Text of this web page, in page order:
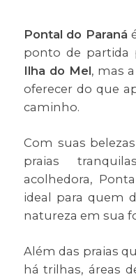
Pontal do Paraná
ponto de partida
Ilha do Mel, mas
oferecer do que
caminho.
Com suas
praias
acolhedora,
ideal para quem
natureza em sua
Além das praias
há trilhas, áreas